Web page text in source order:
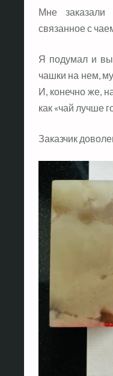
Мне заказали печать, где бы было что-то
связанное с
Я подумал и
чашки на нем,
И, конечно же,
как «чай лучше
Заказчик